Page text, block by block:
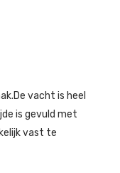
vacht is heel
is gevuld met
vast te